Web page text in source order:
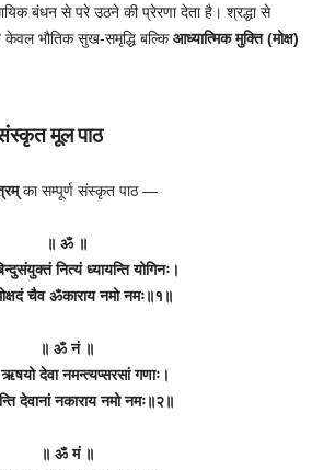
बंधन से परे उठने की प्रेरणा देता है। श्रद्धा से
भौतिक सुख-समृद्धि बल्किआध्यात्मिक मुक्ति (मोक्ष)
मूल पाठ
का सम्पूर्ण संस्कृत पाठ —
॥ ॐ ॥
नित्यं ध्यायन्ति योगिनः।
चैव ॐकाराय नमो नमः॥१॥
॥ ॐ नं ॥
देवा नमन्त्यप्सरसां गणाः।
देवानां नकाराय नमो नमः॥२॥
॥ ॐ मं ॥